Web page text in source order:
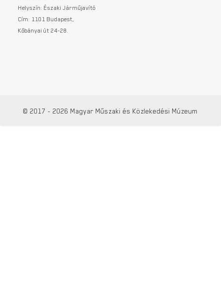
Helyszín: Északi Járműjavító
Cím: 1101 Budapest,
Kőbányai út 24-28.
© 2017 - 2026 Magyar Műszaki és Közlekedési Múzeum